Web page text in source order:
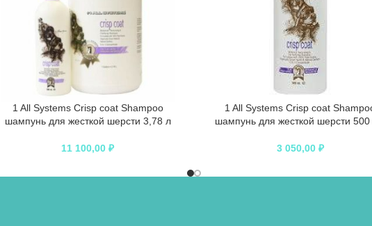
1 All Systems Crisp coat Shampoo
шампунь для жесткой шерсти 3,78 л
11 100,00₽
1 All Systems Crisp coat
шампунь для жесткой шерсти
3 050,00 ₽